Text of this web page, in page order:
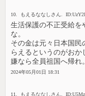
10. もえるななしさん.
生活保護の不正受給を
な。
その金は元々日本国民
らえるというのがおか
嫌なら全員祖国へ帰れ。
2024年05月01日 18:31
11. もえるななしさん.